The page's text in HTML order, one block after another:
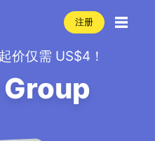
注册
价仅需 US$4！